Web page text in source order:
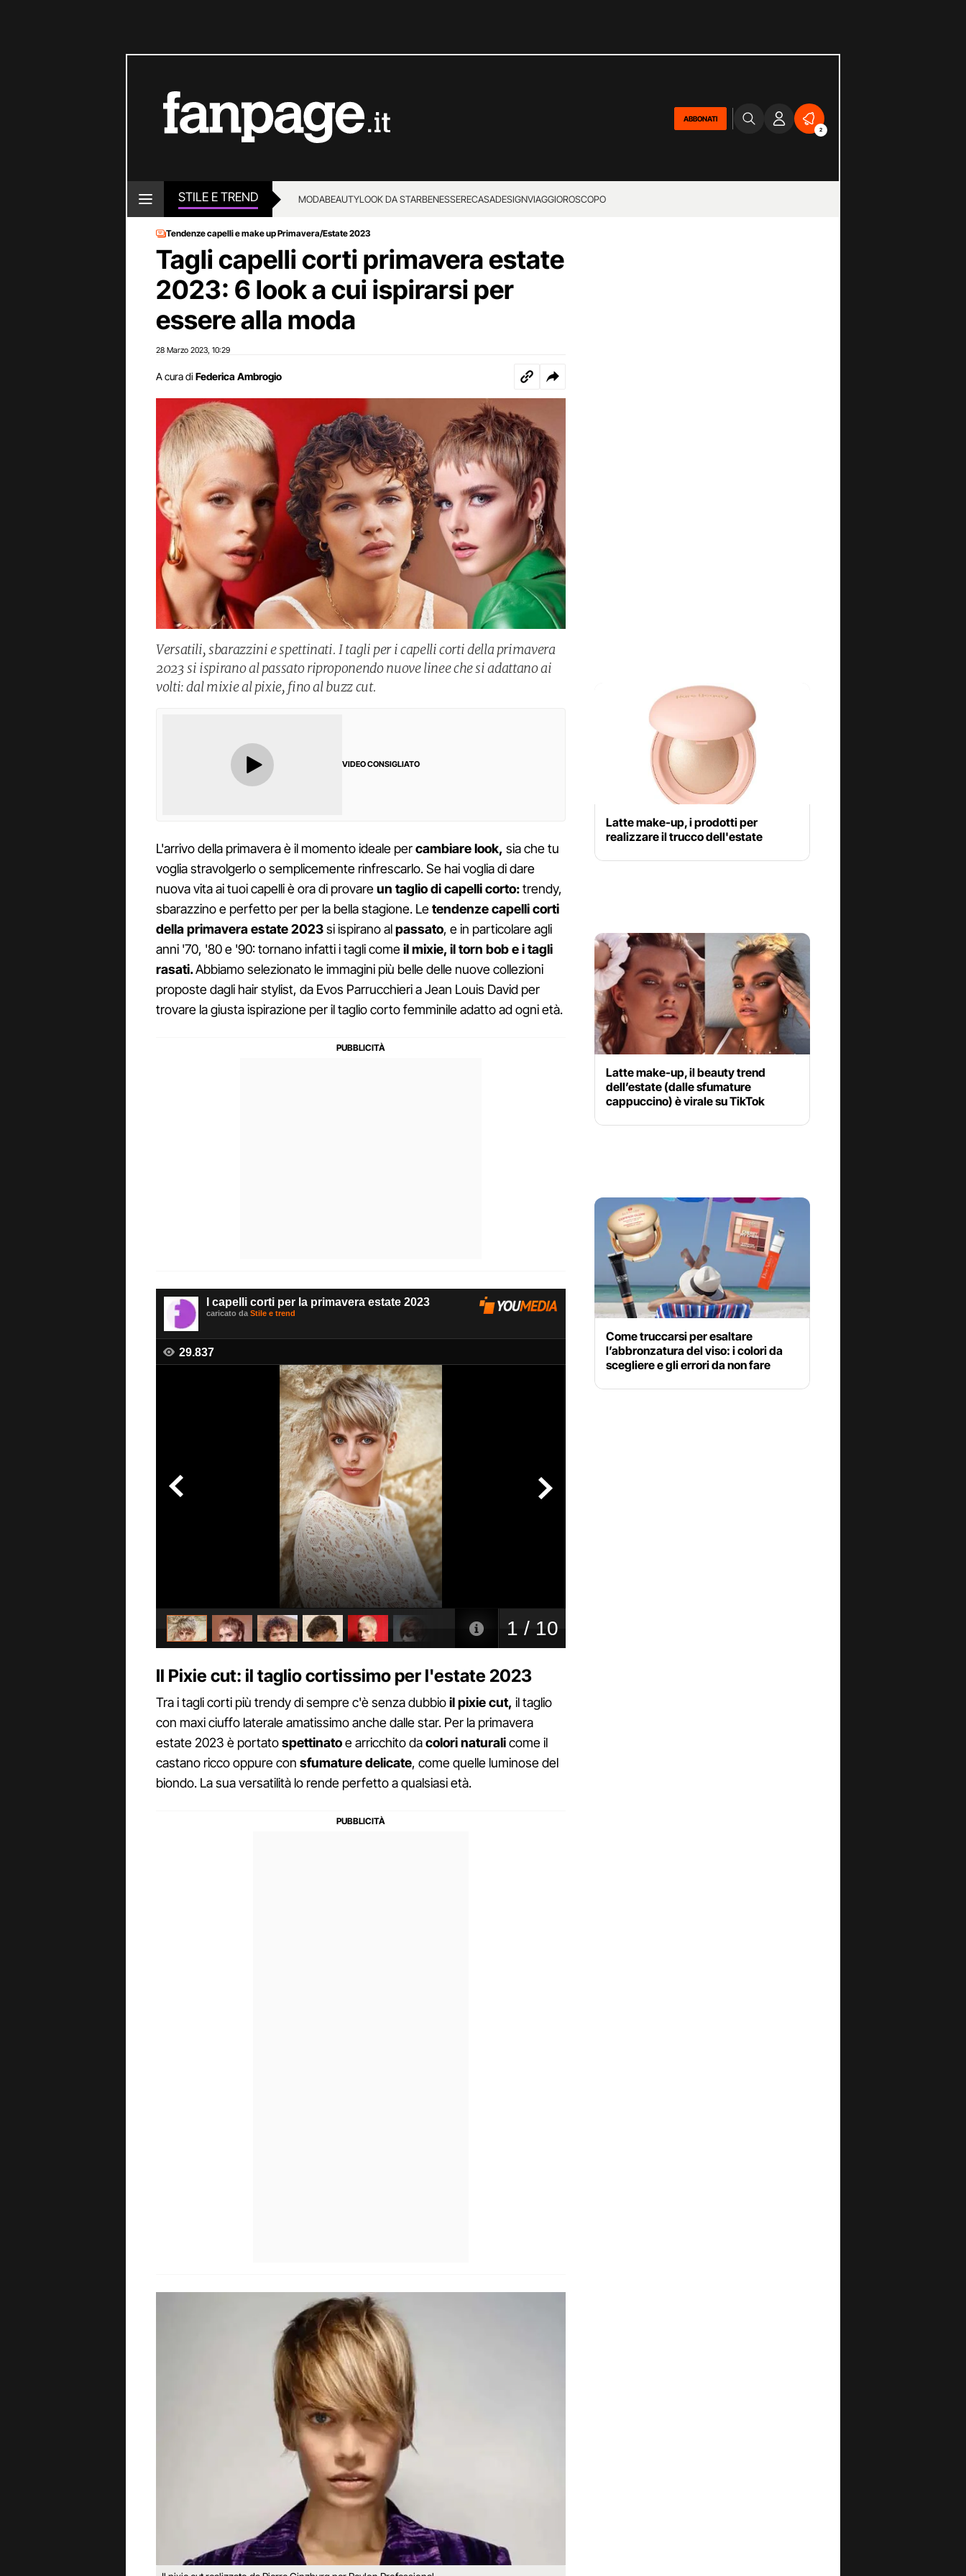
ABBONATI
2
STILE E TREND MODABEAUTYLOOK DA STARBENESSERECASADESIGNVIAGGIOROSCOPO
Tendenze capelli e make up Primavera/Estate 2023
Tagli capelli corti primavera estate
2023: 6 look a cui ispirarsi per
essere alla moda
28 Marzo 2023 10:29
A cura di Federica Ambrogio
Versatili, sbarazzini e spettinati. I tagli per i capelli corti della primavera
2023 si ispirano al passato riproponendo nuove linee che si adattano ai
volti: dal mixie al pixie, fino al buzz cut.
VIDEO CONSIGLIATO
L'arrivo della primavera è il momento ideale percambiare look, sia che tu
voglia stravolgerlo o semplicemente rinfrescarlo. Se hai voglia di dare
nuova vita ai tuoi capelli è ora di provareun taglio di capelli corto:trendy,
sbarazzino e perfetto per per la bella stagione. Letendenze capelli corti
della primavera estate 2023si ispirano alpassato, e in particolare agli
anni '70, '80 e '90: tornano infatti i tagli comeil mixie, il torn bob e i tagli
rasati.Abbiamo selezionato le immagini più belle delle nuove collezioni
proposte dagli hair stylist, da Evos Parrucchieri a Jean Louis David per
trovare la giusta ispirazione per il taglio corto femminile adatto ad ogni età.
Il Pixie cut: il taglio cortissimo per l'estate 2023
Tra i tagli corti più trendy di sempre c'è senza dubbioil pixie cut, il taglio
con maxi ciuffo laterale amatissimo anche dalle star. Per la primavera
estate 2023 è portatospettinatoe arricchito dacolori naturalicome il
castano ricco oppure con sfumature delicate, come quelle luminose del
biondo. La sua versatilità lo rende perfetto a qualsiasi età.
Latte make-up, i prodotti per
realizzare il trucco dell'estate
Latte make-up, il beauty trend
dell’estate (dalle sfumature
cappuccino) è virale su TikTok
Come truccarsi per esaltare
l’abbronzatura del viso: i colori da
scegliere e gli errori da non fare